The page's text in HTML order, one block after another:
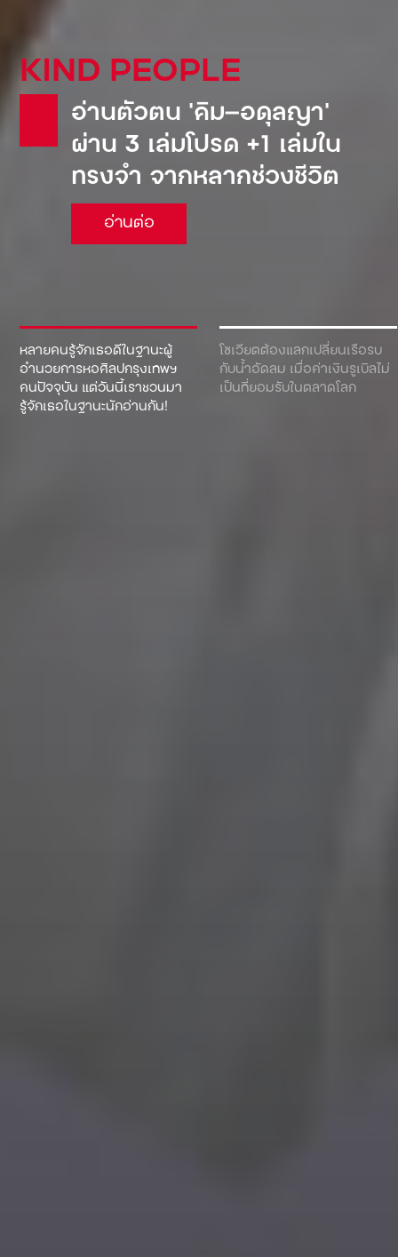
หลายคนรู้จักเธอดีในฐานะผู้
อำนวยการหอศิลปกรุงเทพฯ
คนปัจจุบัน แต่วันนี้เราชวนมา
รู้จักเธอในฐานะนักอ่านกัน!
โซเวียตต้องแลกเปลี่ยนเรือรบ
กับน้ำอัดลม เมื่อค่าเงินรูเบิลไม่
เป็นที่ยอมรับในตลาดโลก
KIND PEOPLE
อ่านตัวตน ‘คิม—อดุลญา’
ผ่าน 3 เล่มโปรด +1 เล่มใน
ทรงจำ จากหลากช่วงชีวิต
อ่านต่อ